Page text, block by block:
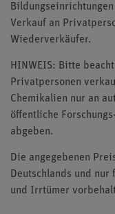
Verkauf an
Wiederverkäufer.
HINWEIS: Bitte
Privatpersonen
Chemikalien nur an
öffentliche
abgeben.
Die angegebenen
Deutschlands und nur
und Irrtümer